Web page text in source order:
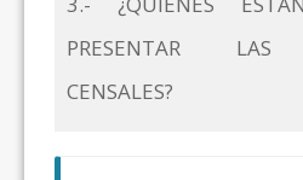
PRESENTAR LAS
CENSALES?